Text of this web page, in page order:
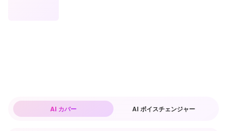
AI カバー AI ボイスチェンジャー